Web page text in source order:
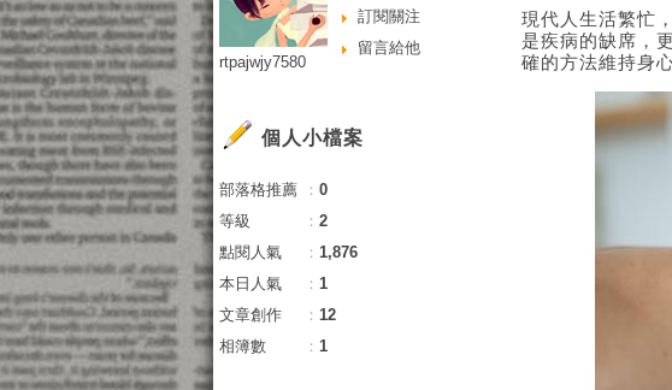
現代人生活繁忙
是疾病的缺席，
確的方法維持身
訂閱關注
留言給他
rtpajwjy7580
個人小檔案
部落格推薦 ： 0
等級
： 2
點閱人氣
： 1,876
本日人氣
： 1
文章創作
： 12
相簿數
： 1